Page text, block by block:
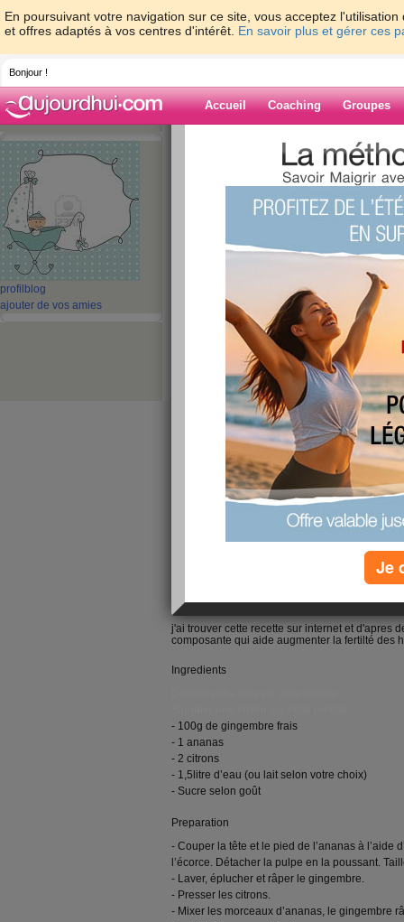
En poursuivant votre navigation sur ce site, vous acceptez
et offres adaptés à vos centres d'intérêt. En savoir plus et gérer ces
Bonjour !
Accueil Coaching Groupes
profil blog
ajouter de vos amies
> maryame777 >
Blog de
Augmenté la
publié le 16/02/2012 à 13:34
j'ai trouver cette recette sur internet et d'apres
composante qui aide augmenter la fertilté des
Ingredients
- 100g de gingembre frais
- 1 ananas
- 2 citrons
- 1,5litre d’eau (ou lait selon votre choix)
- Sucre selon goût
Preparation
- Couper la tête et le pied de l’ananas à l’aide
l’écorce. Détacher la pulpe en la poussant.
- Laver, éplucher et râper le gingembre.
- Presser les citrons.
- Mixer les morceaux d’ananas, le gingembre
Je